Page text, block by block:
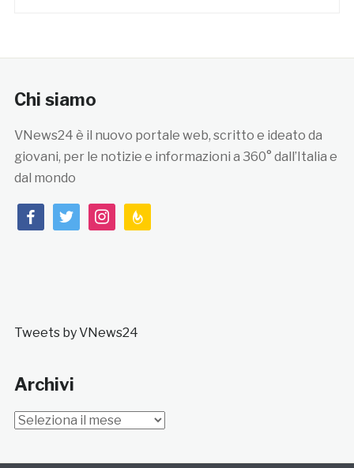
Chi siamo
VNews24 è il nuovo portale web, scritto e ideato da
giovani, per le notizie e informazioni a 360° dall’Italia e
dal mondo
facebooktwitterinstagramfeedburner
Tweets by VNews24
Archivi
Archivi